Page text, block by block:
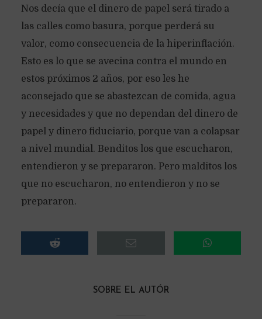
Nos decía que el dinero de papel será tirado a
las calles como basura, porque perderá su
valor, como consecuencia de la hiperinflación.
Esto es lo que se avecina contra el mundo en
estos próximos 2 años, por eso les he
aconsejado que se abastezcan de comida, agua
y necesidades y que no dependan del dinero de
papel y dinero fiduciario, porque van a colapsar
a nivel mundial. Benditos los que escucharon,
entendieron y se prepararon. Pero malditos los
que no escucharon, no entendieron y no se
prepararon.
SOBRE EL AUTÓR